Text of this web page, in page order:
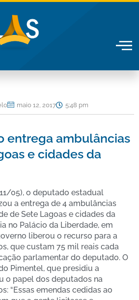
maio 12, 2017 5:48 pm
entrega ambulâncias
e cidades da
05), o deputado estadual
a entrega de 4 ambulâncias
de Sete Lagoas e cidades da
no Palácio da Liberdade, em
liberou o recurso para a
que custam 75 mil reais cada
parlamentar do deputado. O
Pimentel, que presidiu a
o papel dos deputados na
“Essas emendas cedidas ao